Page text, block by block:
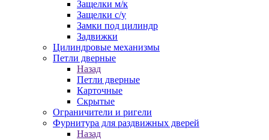
Защелки м/к
Защелки с/у
Замки под цилиндр
Задвижки
Цилиндровые механизмы
Петли дверные
Назад
Петли дверные
Карточные
Скрытые
Ограничители и ригели
Фурнитура для раздвижных дверей
Назад